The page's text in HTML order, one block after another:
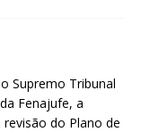
Supremo Tribunal
Fenajufe, a
do Plano de